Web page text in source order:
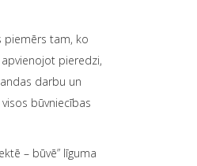
piemērs tam, ko
pieredzi,
darbu un
būvniecības
– būvē” līguma